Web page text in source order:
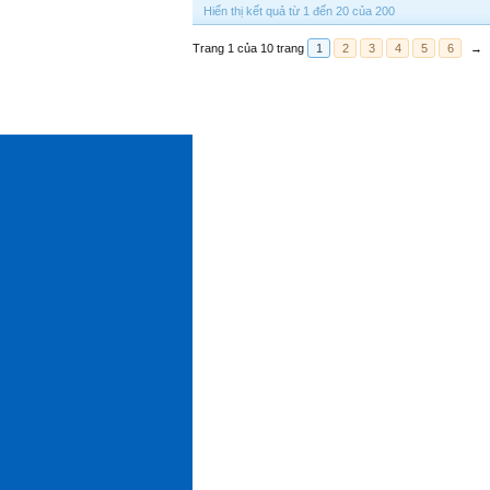
Hiển thị kết quả từ 1 đến 20 của 200
Trang 1 của 10 trang 1 2 3 4 5 6 →